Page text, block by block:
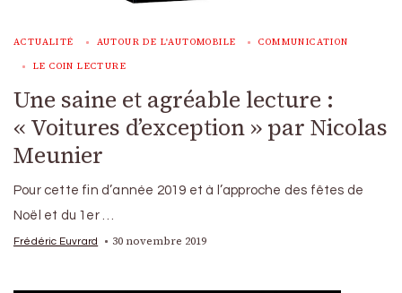
ACTUALITÉ AUTOUR DE L'AUTOMOBILE COMMUNICATION
LE COIN LECTURE
Une saine et agréable lecture :
« Voitures d’exception » par Nicolas
Meunier
Pour cette fin d’année 2019 et à l’approche des fêtes de
Noël et du 1er …
Frédéric Euvrard 30 novembre 2019